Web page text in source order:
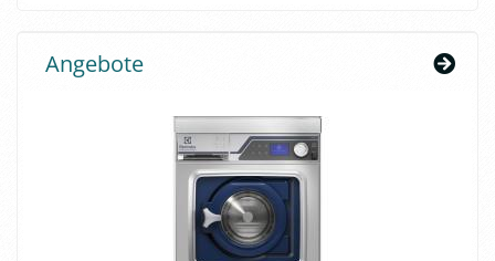
Angebote